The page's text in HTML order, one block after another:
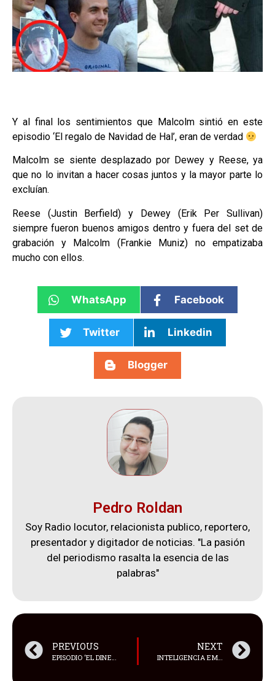
Y al final los sentimientos que Malcolm sintió en este
episodio ‘El regalo de Navidad de Hal’, eran de verdad
Malcolm se siente desplazado por Dewey y Reese, ya
que no lo invitan a hacer cosas juntos y la mayor parte lo
excluían.
Reese (Justin Berfield) y Dewey (Erik Per Sullivan)
siempre fueron buenos amigos dentro y fuera del set de
grabación y Malcolm (Frankie Muniz) no empatizaba
mucho con ellos.
WhatsApp Facebook
Twitter Linkedin
Blogger
Pedro Roldan
Soy Radio locutor, relacionista publico, reportero,
presentador y digitador de noticias. "La pasión
del periodismo rasalta la esencia de las
palabras"
PREVIOUS
EPISODIO ‘EL DINERO DE MALCOLM’
NEXT
INTELIGENCIA EMOCIONAL